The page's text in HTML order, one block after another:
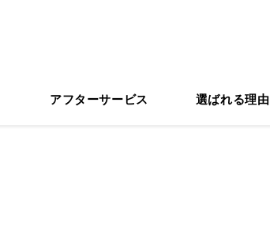
アフターサービス 選ばれる理由